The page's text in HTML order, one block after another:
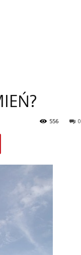
0
556